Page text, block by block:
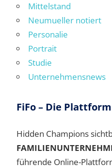
Mittelstand
Neumueller notiert
Personalie
Portrait
Studie
Unternehmensnews
FiFo – Die Plattform
Hidden Champions
führende Online-